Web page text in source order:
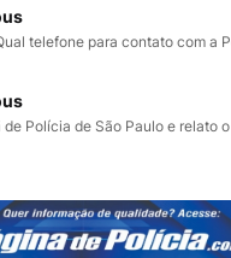
telefone para contato com a
de Polícia de São Paulo e relato o